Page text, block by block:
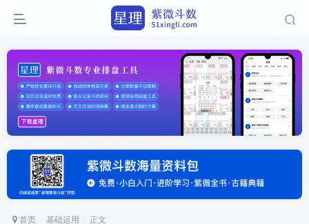
首页 基础运用 正文